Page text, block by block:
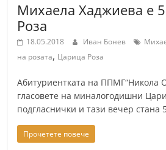
Михаела Хаджиева e
Роза
18.05.2018 Иван Бонев
на розата, Царица Роза
Абитуриентката на ППМГ“Никола
гласовете на миналогодишни
подгласнички и тази вечер стана
Прочетете повече